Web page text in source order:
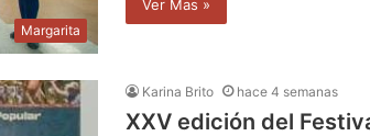
Margarita
Ver Mas »
Karina Brito hace 4 semanas
XXV edición del